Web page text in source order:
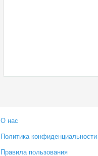
О нас
Политика конфиденциальности
Правила пользования